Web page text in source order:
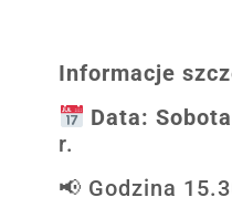
Informacje
Data:
r.
📢 Godzina